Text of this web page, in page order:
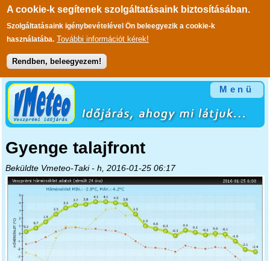
A cookie-k segítenek szolgáltatásaink biztosításában.
Szolgáltatásaink igénybevételével Ön beleegyezik a cookie-k
használatába. További információt kérek!
Rendben, beleegyezem!
Ugrás a tartalomra
Menü
Gyenge talajfront
Beküldte Vmeteo-Taki- h, 2016-01-25 06:17